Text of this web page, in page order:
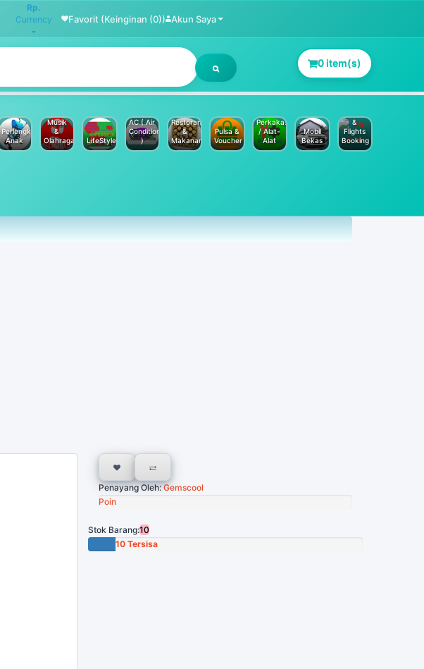
Rp.
Currency
Favorit (Keinginan (0)) Akun Saya
0 item(s)
Perlengkapan
Anak
Musik
&
Olahraga
LifeStyle
AC ( Air
Conditioner
)
Restoran
&
Makanan
Pulsa &
Voucher
Perkakas
/ Alat-
Alat
Mobil
Bekas
&
Flights
Booking
Penayang Oleh:Gemscool
Poin
Stok Barang:10
10 Tersisa